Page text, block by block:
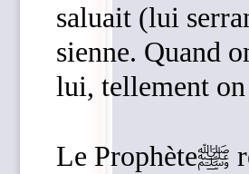
saluait (lui
sienne. Quand
lui, tellement
Le Prophèteﷺ répondait au salut et à l’invitation, prenait soin de